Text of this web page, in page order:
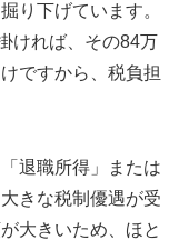
り下げています。
ければ、その84万
ですから、税負担
退職所得」または
きな税制優遇が受
大きいため、ほと